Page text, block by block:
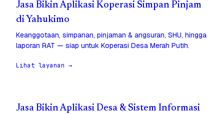
Jasa Bikin Aplikasi Koperasi Simpan Pinjam
di Yahukimo
Keanggotaan, simpanan, pinjaman & angsuran, SHU, hingga
laporan RAT — siap untuk Koperasi Desa Merah Putih.
Lihat layanan →
Jasa Bikin Aplikasi Desa & Sistem Informasi